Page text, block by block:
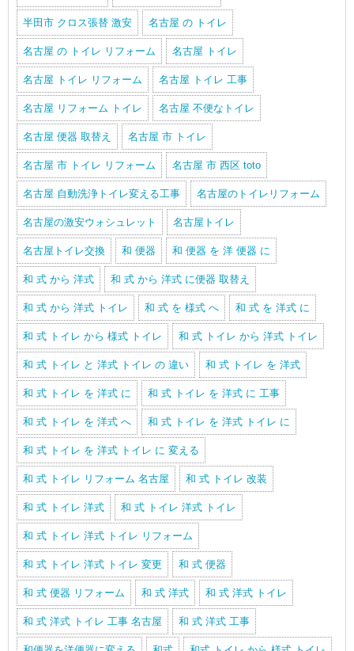
半田市 クロス張替 激安 名古屋 の トイレ
名古屋 の トイレ リフォーム 名古屋 トイレ
名古屋 トイレ リフォーム 名古屋 トイレ 工事
名古屋 リフォーム トイレ 名古屋 不便なトイレ
名古屋 便器 取替え 名古屋 市 トイレ
名古屋 市 トイレ リフォーム 名古屋 市 西区 toto
名古屋 自動洗浄トイレ変える工事 名古屋のトイレリフォーム
名古屋の激安ウォシュレット 名古屋トイレ
名古屋トイレ交換 和 便器 和 便器 を 洋 便器 に
和 式 から 洋式 和 式 から 洋式 に便器 取替え
和 式 から 洋式 トイレ 和 式 を 様式 へ 和 式 を 洋式 に
和 式 トイレ から 様式 トイレ 和 式 トイレ から 洋式 トイレ
和 式 トイレ と 洋式 トイレ の 違い 和 式 トイレ を 洋式
和 式 トイレ を 洋式 に 和 式 トイレ を 洋式 に 工事
和 式 トイレ を 洋式 へ 和 式 トイレ を 洋式 トイレ に
和 式 トイレ を 洋式 トイレ に 変える
和 式 トイレ リフォーム 名古屋 和 式 トイレ 改装
和 式 トイレ 洋式 和 式 トイレ 洋式 トイレ
和 式 トイレ 洋式 トイレ リフォーム
和 式 トイレ 洋式 トイレ 変更 和 式 便器
和 式 便器 リフォーム 和 式 洋式 和 式 洋式 トイレ
和 式 洋式 トイレ 工事 名古屋 和 式 洋式 工事